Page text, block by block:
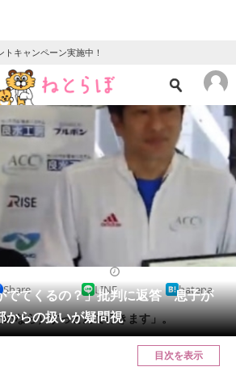
キャンペーン実施中！
ニュース
クイズ
教育・育児
リサーチ
でてくるの？」批判に返答 息子が
からの扱いが疑問視
Share LINE hatena
なら）すっとんで行きます」。
目次を表示